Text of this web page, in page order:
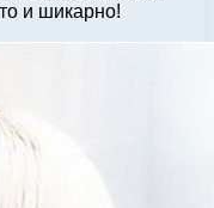
и шикарно!